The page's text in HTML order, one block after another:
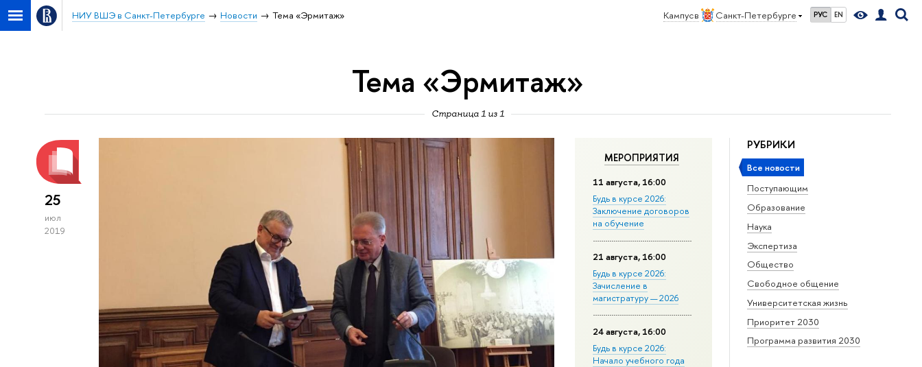
Кампус в Санкт-Петербурге РУС EN
НИУ ВШЭ в Санкт-Петербурге Новости Тема «Эрмитаж»
Тема «Эрмитаж»
Страница 1 из 1
РУБРИКИ
Все новости
Поступающим
Образование
Наука
Экспертиза
Общество
Свободное общение
Университетская жизнь
Приоритет 2030
Программа развития 2030
МЕРОПРИЯТИЯ
11 августа, 16:00
Будь в курсе 2026:
Заключение договоров
на обучение
21 августа, 16:00
Будь в курсе 2026:
Зачисление в
магистратуру — 2026
24 августа, 16:00
Будь в курсе 2026:
Начало учебного года
25
июл
2019